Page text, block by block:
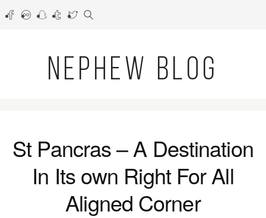
NEPHEW BLOG
St Pancras – A Destination
In Its own Right For All
Aligned Corner